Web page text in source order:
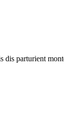
dis parturient